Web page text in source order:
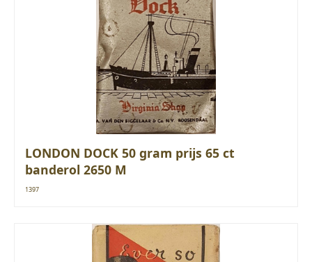
LONDON DOCK 50 gram prijs 65 ct
banderol 2650 M
1397